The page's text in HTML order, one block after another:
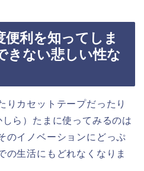
便利を知ってしま
きない悲しい性な
りカセットテープだったり
しら）たまに使ってみるのは
のイノベーションにどっぷ
の生活にもどれなくなりま